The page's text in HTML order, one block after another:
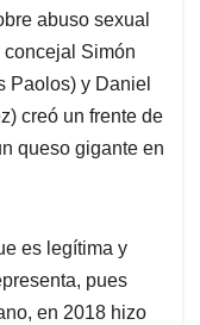
abuso sexual
Simón
Paolos) y Daniel
creó un frente de
queso gigante en
es legítima y
pues
en 2018 hizo